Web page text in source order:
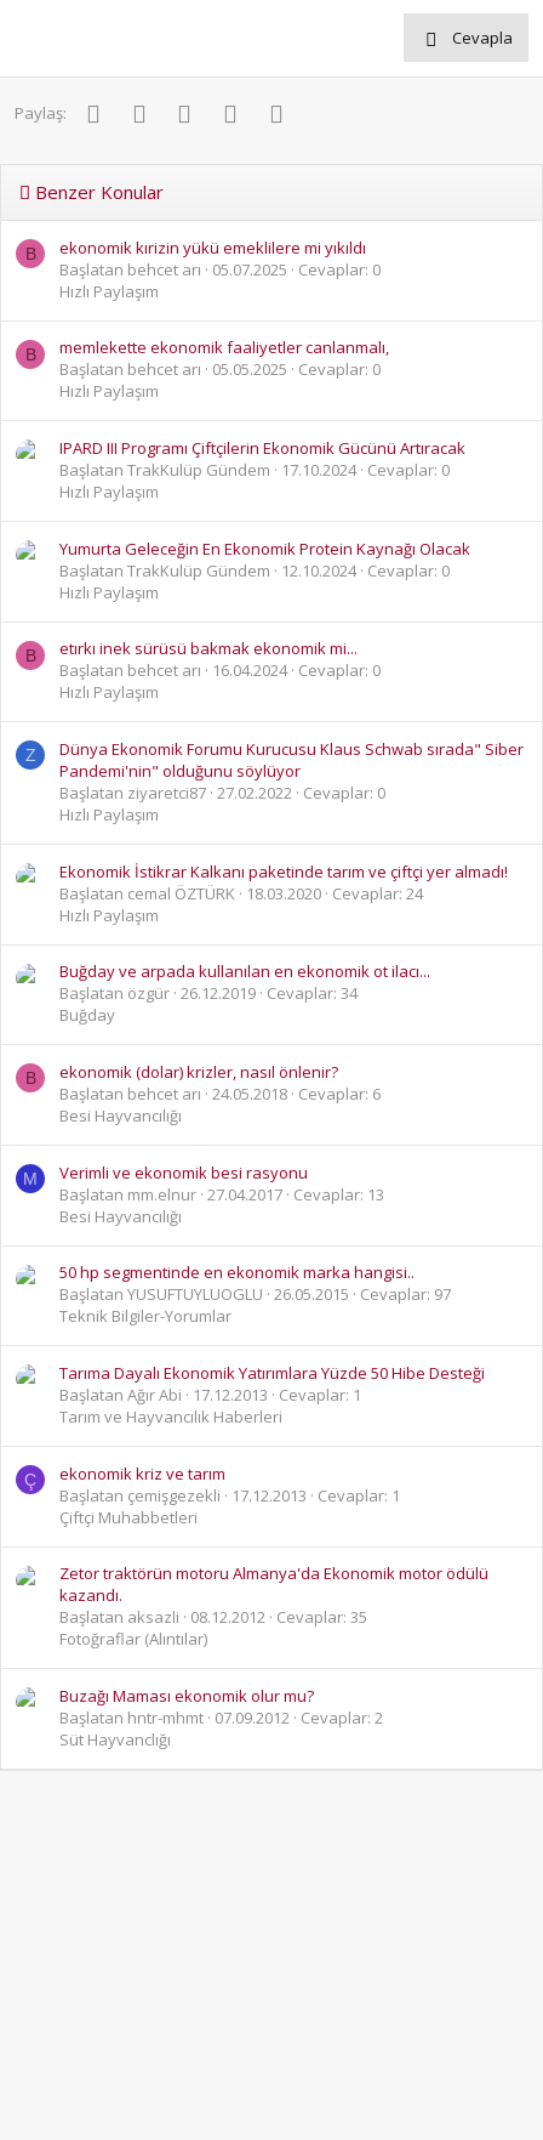
Cevapla
Paylaş: FacebookTwitter PinterestWhatsApp
Benzer Konular
B
ekonomik kırizin yükü emeklilere mi yıkıldı
Başlatan behcet arı
05.07.2025
Cevaplar: 0
Hızlı Paylaşım
B
memlekette ekonomik faaliyetler canlanmalı,
Başlatan behcet arı
05.05.2025
Cevaplar: 0
Hızlı Paylaşım
IPARD III Programı Çiftçilerin Ekonomik Gücünü Artıracak
Başlatan TrakKulüp Gündem
17.10.2024 Cevaplar: 0
Hızlı Paylaşım
Yumurta Geleceğin En Ekonomik Protein Kaynağı Olacak
Başlatan TrakKulüp Gündem
12.10.2024 Cevaplar: 0
Hızlı Paylaşım
B
etırkı inek sürüsü bakmak ekonomik mi...
Başlatan behcet arı
16.04.2024 Cevaplar: 0
Hızlı Paylaşım
Z
Dünya Ekonomik Forumu Kurucusu Klaus Schwab sırada" Siber
Pandemi'nin" olduğunu söylüyor
Başlatan ziyaretci87 27.02.2022 Cevaplar: 0
Hızlı Paylaşım
Ekonomik İstikrar Kalkanı paketinde tarım ve çiftçi yer almadı!
Başlatan cemal ÖZTÜRK
18.03.2020 Cevaplar: 24
Hızlı Paylaşım
Buğday ve arpada kullanılan en ekonomik ot ilacı...
Başlatan özgür 26.12.2019 Cevaplar: 34
Buğday
B
ekonomik (dolar) krizler, nasıl önlenir?
Başlatan behcet arı 24.05.2018 Cevaplar: 6
Besi Hayvancılığı
M
Verimli ve ekonomik besi rasyonu
Başlatan mm.elnur 27.04.2017 Cevaplar: 13
Besi Hayvancılığı
50 hp segmentinde en ekonomik marka hangisi..
Başlatan YUSUFTUYLUOGLU 26.05.2015
Cevaplar: 97
Teknik Bilgiler-Yorumlar
Tarıma Dayalı Ekonomik Yatırımlara Yüzde 50 Hibe Desteği
Başlatan Ağır Abi
17.12.2013
Cevaplar: 1
Tarım ve Hayvancılık Haberleri
Ç
ekonomik kriz ve tarım
Başlatan çemişgezekli
17.12.2013
Cevaplar: 1
Çiftçi Muhabbetleri
Zetor traktörün motoru Almanya'da Ekonomik motor ödülü
kazandı.
Başlatan aksazli
08.12.2012 Cevaplar: 35
Fotoğraflar (Alıntılar)
Buzağı Maması ekonomik olur mu?
Başlatan hntr-mhmt 07.09.2012 Cevaplar: 2
Süt Hayvanclığı